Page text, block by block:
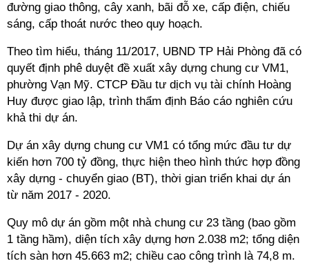
đường giao thông, cây xanh, bãi đỗ xe, cấp điện, chiếu
sáng, cấp thoát nước theo quy hoạch.
Theo tìm hiểu, tháng 11/2017, UBND TP Hải Phòng đã có
quyết định phê duyệt đề xuất xây dựng chung cư VM1,
phường Vạn Mỹ. CTCP Đầu tư dịch vụ tài chính Hoàng
Huy được giao lập, trình thẩm định Báo cáo nghiên cứu
khả thi dự án.
Dự án xây dựng chung cư VM1 có tổng mức đầu tư dự
kiến hơn 700 tỷ đồng, thực hiện theo hình thức hợp đồng
xây dựng - chuyển giao (BT), thời gian triển khai dự án
từ năm 2017 - 2020.
Quy mô dự án gồm một nhà chung cư 23 tầng (bao gồm
1 tầng hầm), diện tích xây dựng hơn 2.038 m2; tổng diện
tích sàn hơn 45.663 m2; chiều cao công trình là 74,8 m.